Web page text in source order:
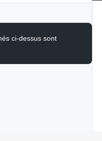
ci-dessus sont